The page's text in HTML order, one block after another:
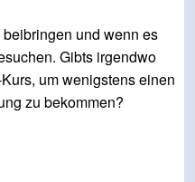
und wenn es
Gibts irgendwo
um wenigstens einen
zu bekommen?